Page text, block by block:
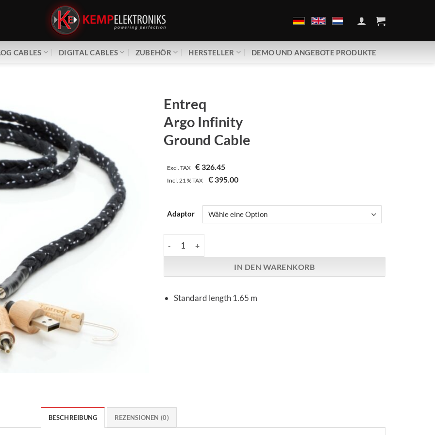
CABLES DIGITAL CABLES ZUBEHÖR HERSTELLER DEMO UND ANGEBOTE PRODUKTE
Entreq
Argo Infinity
Ground Cable
Excl. TAX €326.45
Incl. 21 %TAX €395.00
Adaptor
IN DEN WARENKORB
Standard length 1.65 m
BESCHREIBUNG REZENSIONEN (0)